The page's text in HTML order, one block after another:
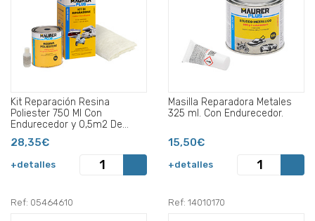
Kit Reparación Resina
Poliester 750 Ml Con
Endurecedor y 0,5m2 De
Fibra De Vidrio.
28,35€
+detalles
Masilla Reparadora Metales
325 ml. Con Endurecedor.
15,50€
+detalles
Ref: 05464610 Ref: 14010170